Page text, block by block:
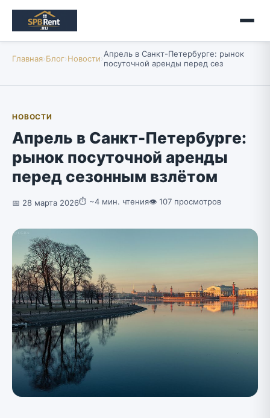
Главная›Блог›Новости›Апрель в Санкт-Петербурге: рынок
посуточной аренды перед сез
НОВОСТИ
Апрель в Санкт-Петербурге:
рынок посуточной аренды
перед сезонным взлётом
📅 28 марта 2026⏱ ~4 мин. чтения👁 107 просмотров